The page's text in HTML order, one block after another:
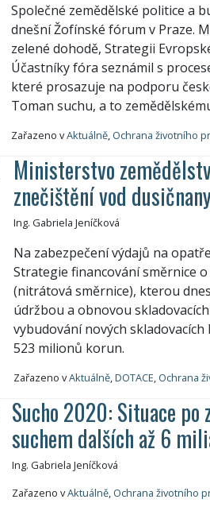
Společné zemědělské politice a
dnešní Žofínské fórum v Praze.
zelené dohodě, Strategii
Účastníky fóra seznámil s
které prosazuje na podporu
Toman suchu, a to
Zařazeno vAktuálně Ochrana životního
Ministerstvo
znečištění vod
Ing. Gabriela Jeníčková
Na zabezpečení výdajů na
Strategie financování směrnice
(nitrátová směrnice), kterou
údržbou a obnovou
vybudování nových
523 milionů korun.
Zařazeno vAktuálně DOTACE Ochrana
Sucho 2020: Situace
suchem dalších až 6
Ing. Gabriela Jeníčková
Zařazeno vAktuálně Ochrana životního